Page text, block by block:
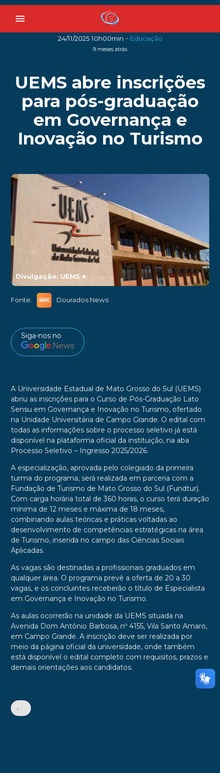
menu
24/11/2025 10h00min - Educação
9 meses atrás
UEMS abre inscrições
para pós-graduação
em Governança e
Inovação no Turismo
Divulgação: UEMS ►
Fonte: Dourados News
Siga-nos no
A Universidade Estadual de Mato Grosso do Sul (UEMS)
abriu as inscrições para o Curso de Pós-Graduação Lato
Sensu em Governança e Inovação no Turismo, ofertado
na Unidade Universitária de Campo Grande. O edital com
todas as informações sobre o processo seletivo já está
disponível na plataforma oficial da instituição, na aba
Processo Seletivo – Ingresso 2025/2026.
A especialização, aprovada pelo colegiado da primeira
turma do programa, será realizada em parceria com a
Fundação de Turismo de Mato Grosso do Sul (Fundtur).
Com carga horária total de 360 horas, o curso terá duração
mínima de 12 meses e máxima de 18 meses,
combinando aulas teóricas e práticas voltadas ao
desenvolvimento de competências estratégicas na área
de Turismo, inserida no campo das Ciências Sociais
Aplicadas.
As vagas são destinadas a profissionais graduados em
qualquer área. O programa prevê a oferta de 20 a 30
vagas, e os concluintes receberão o título de Especialista
em Governança e Inovação no Turismo.
As aulas ocorrerão na unidade da UEMS situada na
Avenida Dom Antônio Barbosa, nº 4155, Vila Santo Amaro,
em Campo Grande. A inscrição deve ser realizada por
meio da página oficial da universidade, onde também
está disponível o edital completo com requisitos, prazos e
demais orientações aos candidatos.
•